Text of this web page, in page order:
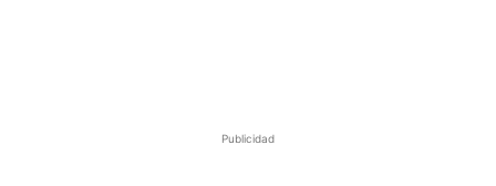
Publicidad